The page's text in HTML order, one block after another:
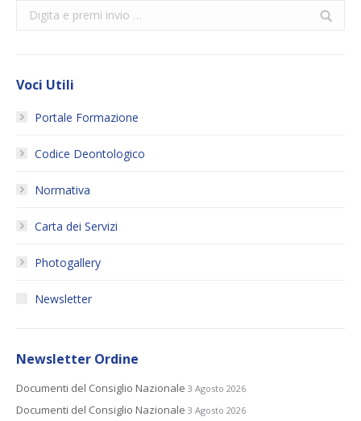
Search:
Voci Utili
Portale Formazione
Codice Deontologico
Normativa
Carta dei Servizi
Photogallery
Newsletter
Newsletter Ordine
Documenti del Consiglio Nazionale 3 Agosto 2026
Documenti del Consiglio Nazionale 3 Agosto 2026